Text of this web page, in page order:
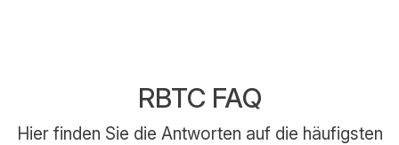
RBTC FAQ
Hier finden Sie die Antworten auf die häufigsten